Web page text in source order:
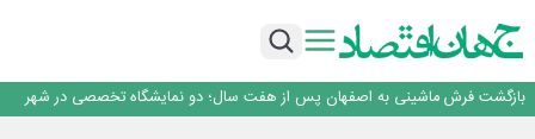
ورق گرم مبارکه به پروژه های انتقال آب رسید
بازگشت فرش ماشینی به اصفهان پس از هفت سال؛ دو نمایشگاه تخصصی در شهر
نمایشگاهی برگزار می‌شود